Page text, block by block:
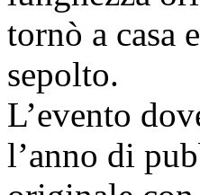
tornò a casa
sepolto.
L’evento
l’anno di